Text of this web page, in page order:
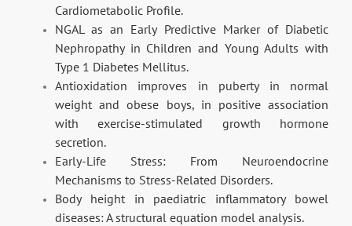
Cardiometabolic Profile.
NGAL as an Early Predictive Marker of Diabetic
Nephropathy in Children and Young Adults with
Type 1 Diabetes Mellitus.
Antioxidation improves in puberty in normal
weight and obese boys, in positive association
with exercise-stimulated growth hormone
secretion.
Early-Life Stress: From Neuroendocrine
Mechanisms to Stress-Related Disorders.
Body height in paediatric inflammatory bowel
diseases: A structural equation model analysis.